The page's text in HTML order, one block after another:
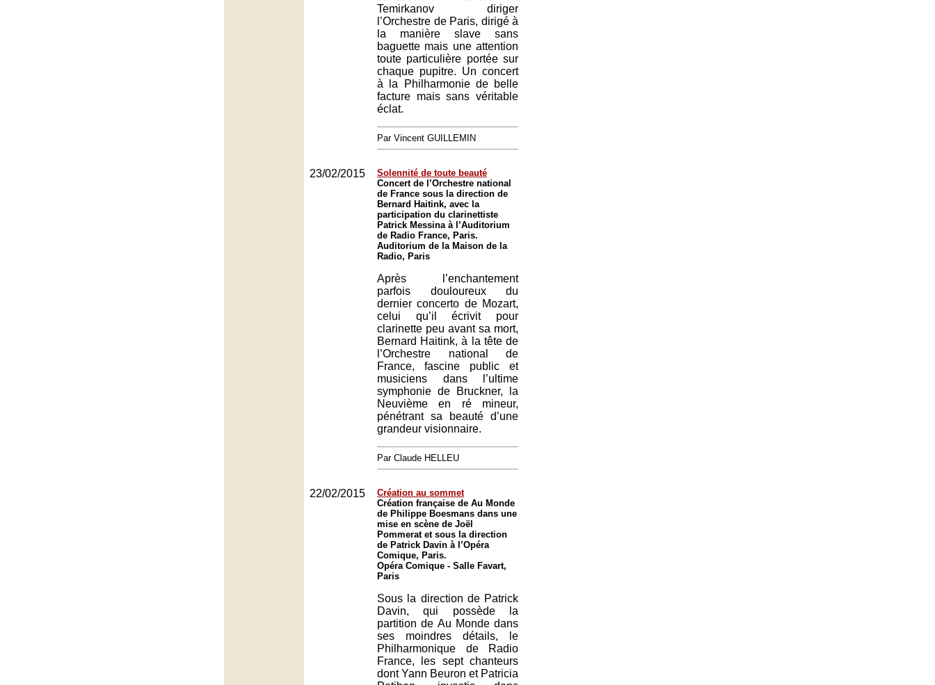
Temirkanov diriger
l’Orchestre de Paris, dirigé à
la manière slave sans
baguette mais une attention
toute particulière portée sur
chaque pupitre. Un concert
à la Philharmonie de belle
facture mais sans véritable
éclat.
Par Vincent GUILLEMIN
23/02/2015
Solennité de toute beauté
Concert de l’Orchestre national
de France sous la direction de
Bernard Haitink, avec la
participation du clarinettiste
Patrick Messina à l’Auditorium
de Radio France, Paris.
Auditorium de la Maison de la
Radio, Paris
Après l’enchantement
parfois douloureux du
dernier concerto de Mozart,
celui qu’il écrivit pour
clarinette peu avant sa mort,
Bernard Haitink, à la tête de
l’Orchestre national de
France, fascine public et
musiciens dans l’ultime
symphonie de Bruckner, la
Neuvième en ré mineur,
pénétrant sa beauté d’une
grandeur visionnaire.
Par Claude HELLEU
22/02/2015
Création au sommet
Création française de Au Monde
de Philippe Boesmans dans une
mise en scène de Joël
Pommerat et sous la direction
de Patrick Davin à l’Opéra
Comique, Paris.
Opéra Comique - Salle Favart,
Paris
Sous la direction de Patrick
Davin, qui possède la
partition de Au Monde dans
ses moindres détails, le
Philharmonique de Radio
France, les sept chanteurs
dont Yann Beuron et Patricia